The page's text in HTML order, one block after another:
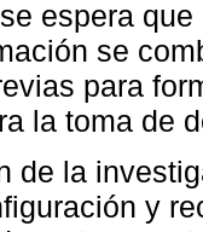
espera
se
para
la toma de
de la
y